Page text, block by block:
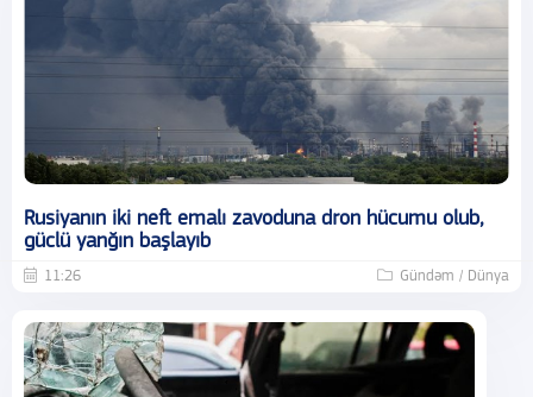
Rusiyanın iki neft emalı zavoduna dron hücumu olub,
güclü yanğın başlayıb
11:26 Gündəm / Dünya